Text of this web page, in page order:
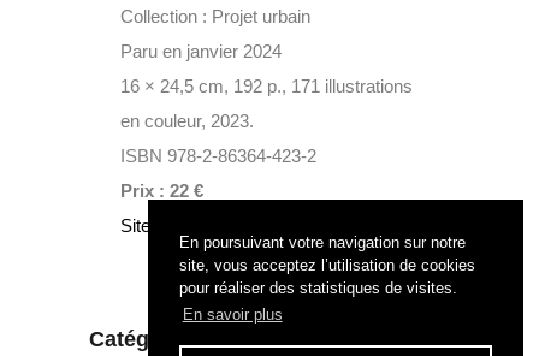
En poursuivant votre navigation sur notre
site, vous acceptez l’utilisation de cookies
pour réaliser des statistiques de visites.
En savoir plus
Collection : Projet urbain
Paru en janvier 2024
16 × 24,5 cm, 192 p., 171 illustrations
en couleur, 2023.
ISBN 978-2-86364-423-2
Prix : 22 €
Site de l’éditeur
Catégories :